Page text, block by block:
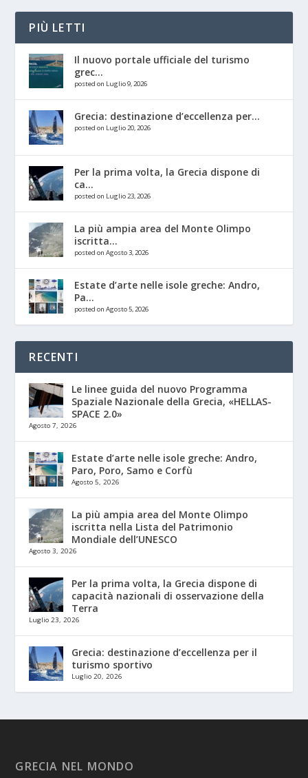
PIÙ LETTI
Il nuovo portale ufficiale del turismo
grec...
posted on Luglio 9, 2026
Grecia: destinazione d’eccellenza per...
posted on Luglio 20, 2026
Per la prima volta, la Grecia dispone di
ca...
posted on Luglio 23, 2026
La più ampia area del Monte Olimpo
iscritta...
posted on Agosto 3, 2026
Estate d’arte nelle isole greche: Andro,
Pa...
posted on Agosto 5, 2026
RECENTI
Le linee guida del nuovo Programma
Spaziale Nazionale della Grecia, «HELLAS-
SPACE 2.0»
Agosto 7, 2026
Estate d’arte nelle isole greche: Andro,
Paro, Poro, Samo e Corfù
Agosto 5, 2026
La più ampia area del Monte Olimpo
iscritta nella Lista del Patrimonio
Mondiale dell’UNESCO
Agosto 3, 2026
Per la prima volta, la Grecia dispone di
capacità nazionali di osservazione della
Terra
Luglio 23, 2026
Grecia: destinazione d’eccellenza per il
turismo sportivo
Luglio 20, 2026
GRECIA NEL MONDO